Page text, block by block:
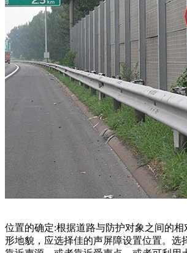
位置的确定:根据道路与防护对象之间的
形地貌，应选择佳的声屏障设置位置。选